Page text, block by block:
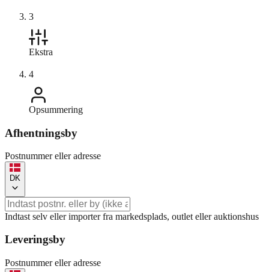
3
Ekstra
4
Opsummering
Afhentningsby
Postnummer eller adresse
DK
Indtast selv eller importer fra markedsplads, outlet eller auktionshus
Leveringsby
Postnummer eller adresse